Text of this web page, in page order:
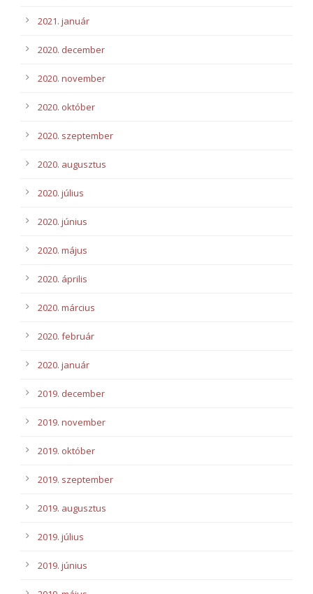
2021. január
2020. december
2020. november
2020. október
2020. szeptember
2020. augusztus
2020. július
2020. június
2020. május
2020. április
2020. március
2020. február
2020. január
2019. december
2019. november
2019. október
2019. szeptember
2019. augusztus
2019. július
2019. június